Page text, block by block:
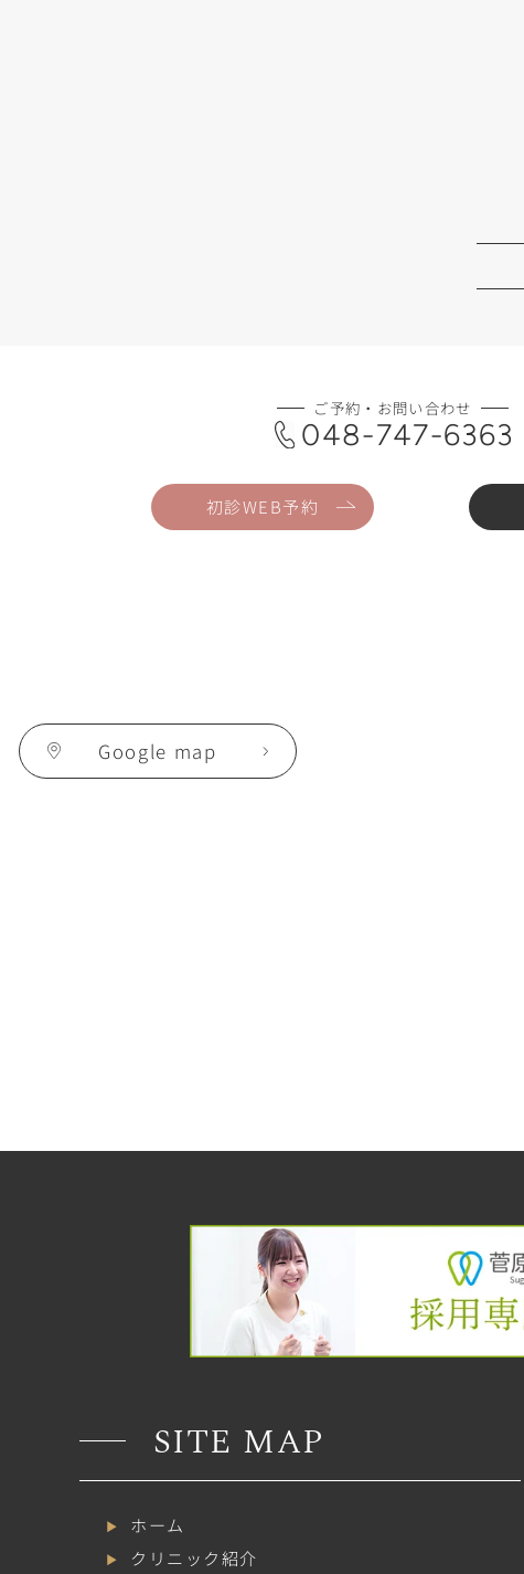
ご予約・お問い合わせ
048-747-6363
初診WEB予約
Google map
SITE MAP
ホーム
クリニック紹介